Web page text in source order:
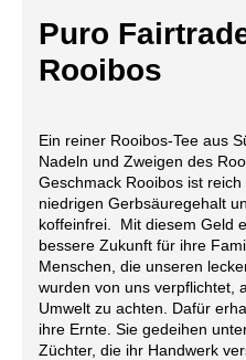
Puro
Rooibos
Ein reiner Rooibos-Tee aus
Nadeln und Zweigen des
Geschmack Rooibos ist
niedrigen Gerbsäuregehalt
koffeinfrei. Mit diesem Geld
bessere Zukunft für ihre
Menschen, die unseren
wurden von uns verpflichtet,
Umwelt zu achten. Dafür
ihre Ernte. Sie gedeihen
Züchter, die ihr Handwerk